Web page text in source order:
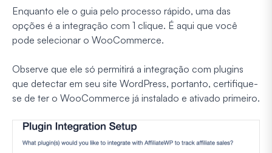
Enquanto ele o guia pelo processo rápido, uma das
opções é a integração com 1 clique. É aqui que você
pode selecionar o WooCommerce.
Observe que ele só permitirá a integração com plugins
que detectar em seu site WordPress, portanto, certifique-
se de ter o WooCommerce já instalado e ativado primeiro.